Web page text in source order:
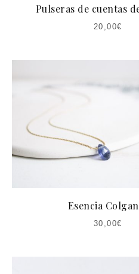
Pulseras de cuentas
20,00€
Esencia
30,00€